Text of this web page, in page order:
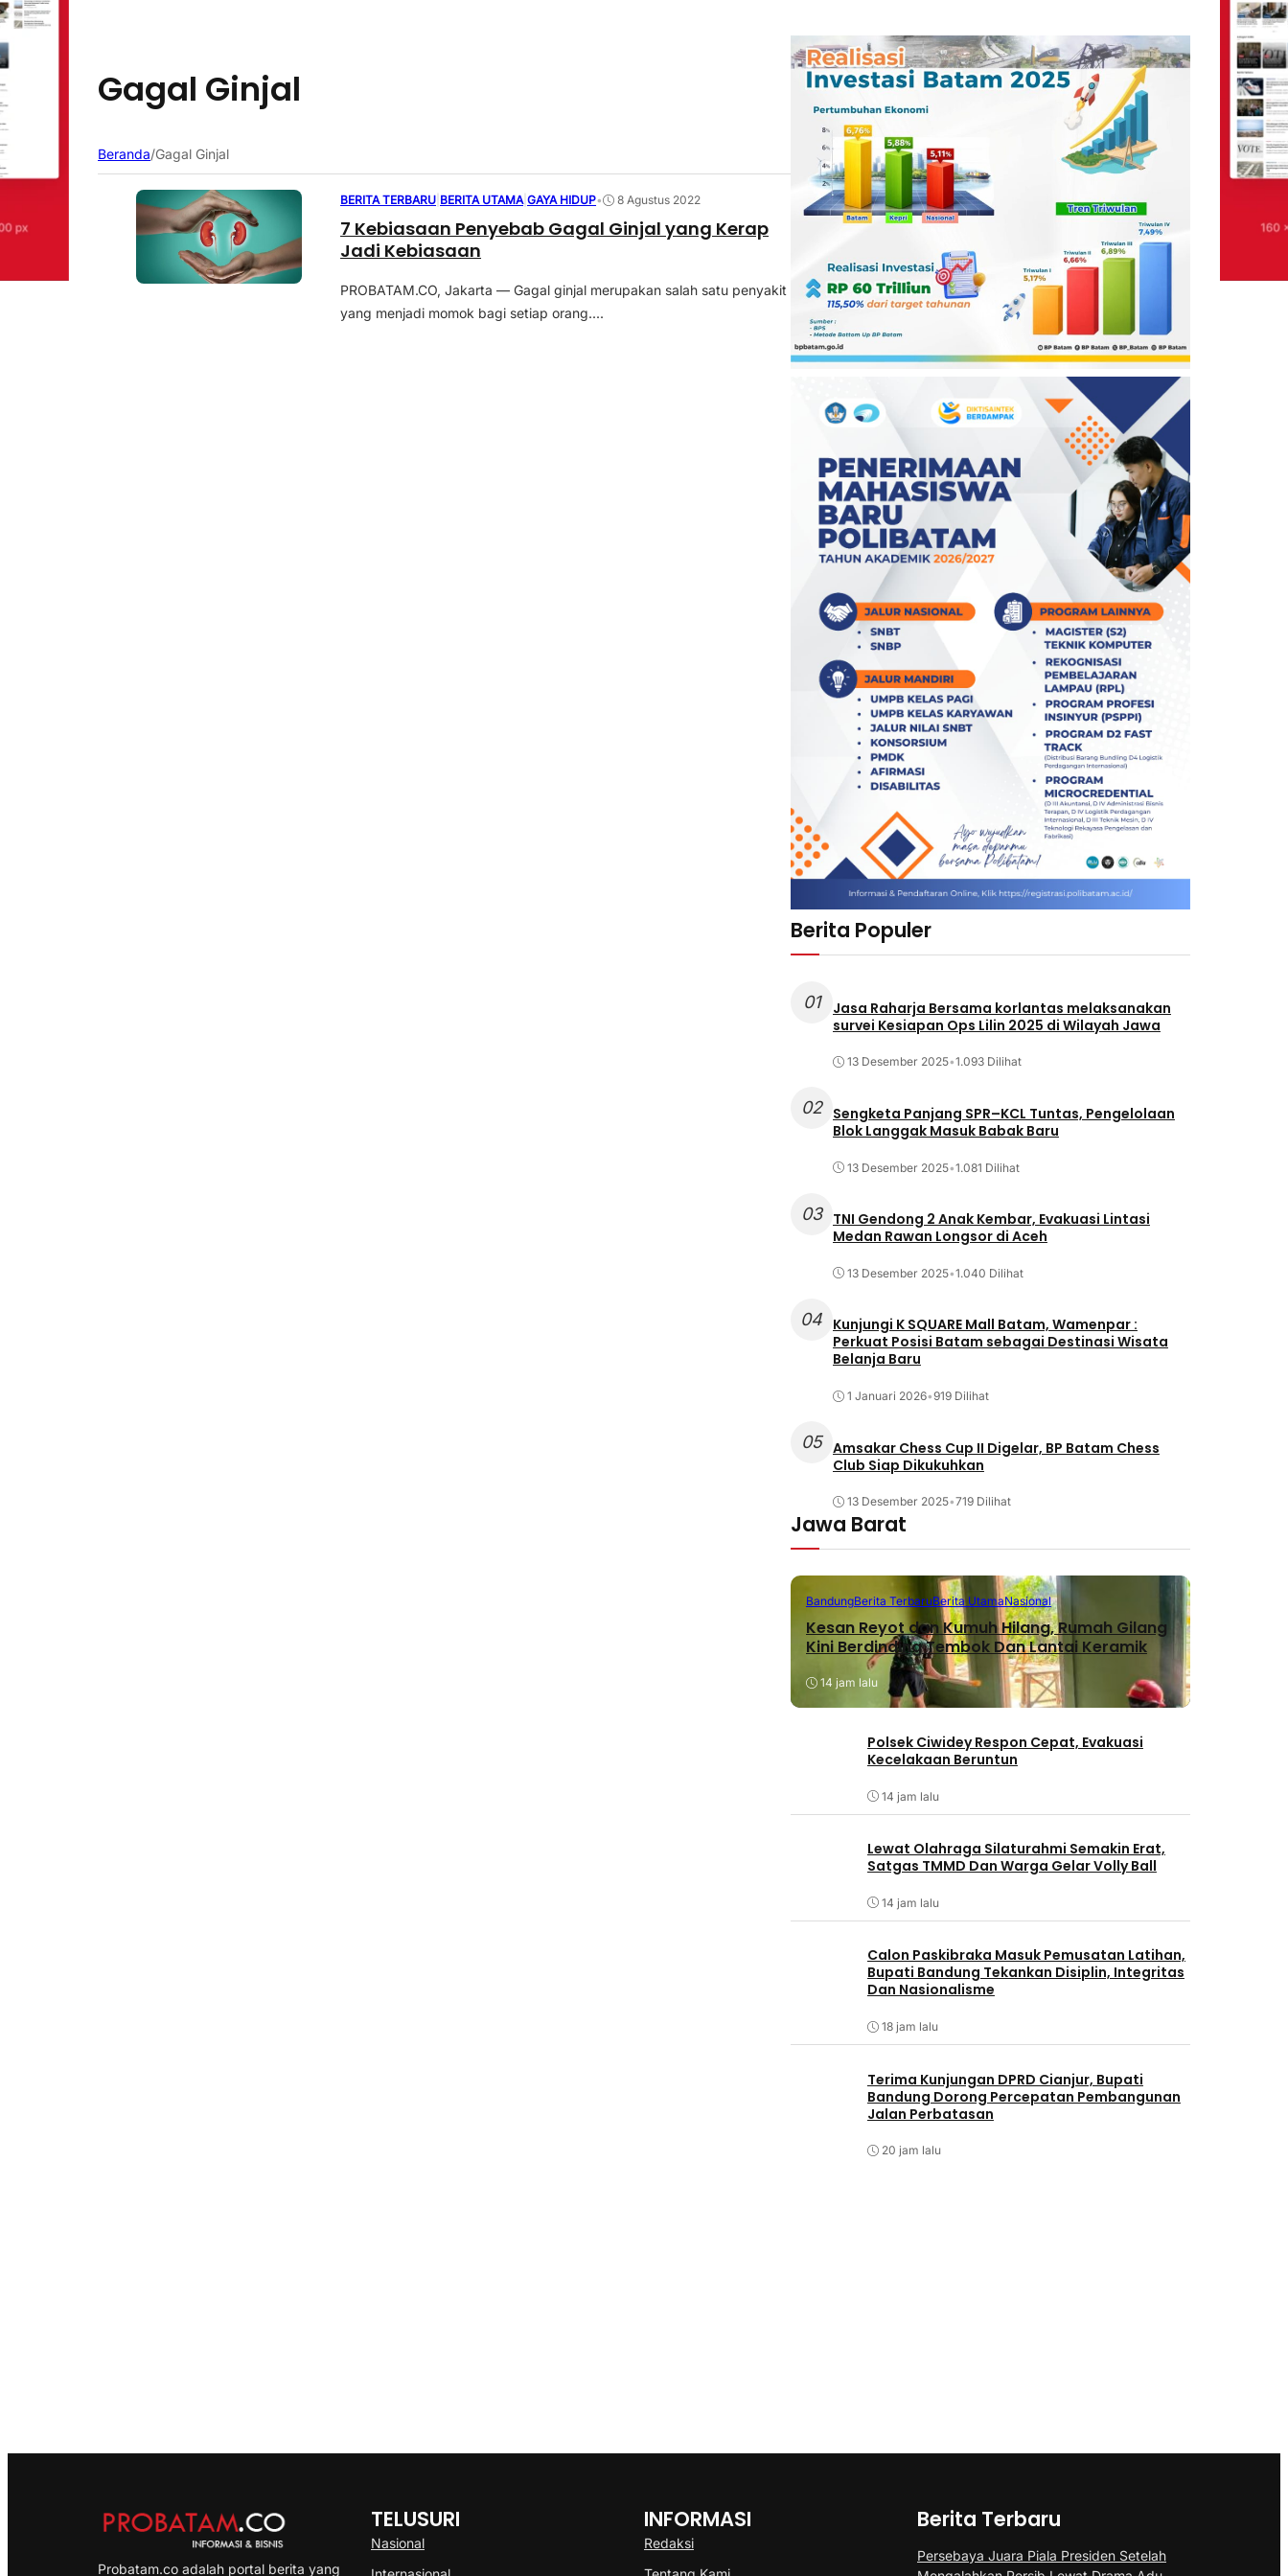
Gagal Ginjal
Beranda/Gagal Ginjal
BERITA TERBARU BERITA UTAMA |GAYA HIDUP• 8 Agustus 2022
7 Kebiasaan Penyebab Gagal Ginjal yang Kerap
Jadi Kebiasaan
PROBATAM.CO, Jakarta — Gagal ginjal merupakan salah satu penyakit
yang menjadi momok bagi setiap orang....
Berita Populer
01
Jasa Raharja Bersama korlantas melaksanakan
survei Kesiapan Ops Lilin 2025 di Wilayah Jawa
13 Desember 2025•1.093 Dilihat
02
Sengketa Panjang SPR–KCL Tuntas, Pengelolaan
Blok Langgak Masuk Babak Baru
13 Desember 2025•1.081 Dilihat
03
TNI Gendong 2 Anak Kembar, Evakuasi Lintasi
Medan Rawan Longsor di Aceh
13 Desember 2025•1.040 Dilihat
04 Kunjungi K SQUARE Mall Batam, Wamenpar :
Perkuat Posisi Batam sebagai Destinasi Wisata
Belanja Baru
1 Januari 2026•919 Dilihat
05 Amsakar Chess Cup II Digelar, BP Batam Chess
Club Siap Dikukuhkan
13 Desember 2025•719 Dilihat
Jawa Barat
BandungBerita TerbaruBerita UtamaNasional
Kesan Reyot dan Kumuh Hilang, Rumah Gilang
Kini Berdinding Tembok Dan Lantai Keramik
14 jam lalu
Polsek Ciwidey Respon Cepat, Evakuasi
Kecelakaan Beruntun
14 jam lalu
Lewat Olahraga Silaturahmi Semakin Erat,
Satgas TMMD Dan Warga Gelar Volly Ball
14 jam lalu
Calon Paskibraka Masuk Pemusatan Latihan,
Bupati Bandung Tekankan Disiplin, Integritas
Dan Nasionalisme
18 jam lalu
Terima Kunjungan DPRD Cianjur, Bupati
Bandung Dorong Percepatan Pembangunan
Jalan Perbatasan
20 jam lalu
Probatam.co adalah portal berita yang
TELUSURI
Nasional
INFORMASI
Redaksi
Berita Terbaru
Persebaya Juara Piala Presiden Setelah